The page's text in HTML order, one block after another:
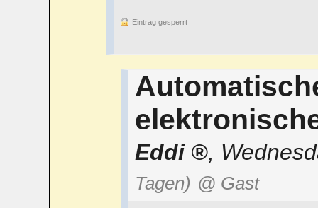
Eintrag gesperrt
Eddi ,
Tagen) @ Gast